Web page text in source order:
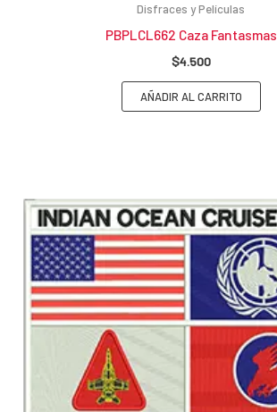
Disfraces y Películas
PBPLCL662 Caza Fantasmas
$4.500
AÑADIR AL CARRITO